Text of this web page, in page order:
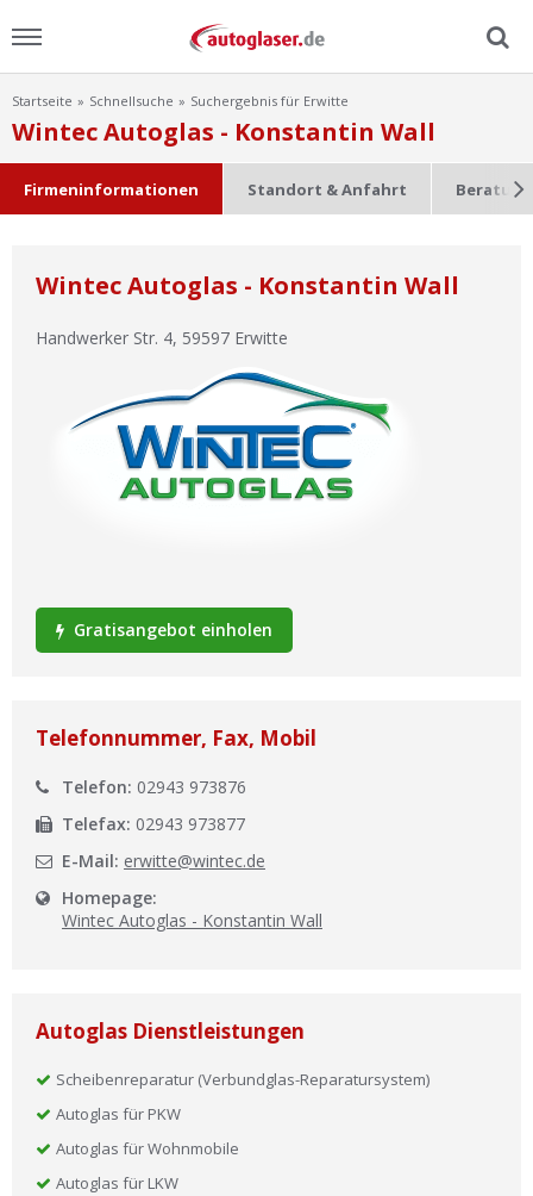
Menu
Home
Ratgeber
Werkstatt Login
Startseite Schnellsuche Suchergebnis für Erwitte
Wintec Autoglas - Konstantin Wall
Firmeninformationen Standort & Anfahrt
Wintec Autoglas - Konstantin Wall
Handwerker Str. 4, 59597 Erwitte
Gratisangebot einholen
Telefonnummer, Fax, Mobil
Telefon: 02943 973876
Telefax: 02943 973877
E-Mail: erwitte@wintec.de
Homepage:
Wintec Autoglas - Konstantin Wall
Autoglas Dienstleistungen
Scheibenreparatur (Verbundglas-Reparatursystem)
Autoglas für PKW
Autoglas für Wohnmobile
Autoglas für LKW